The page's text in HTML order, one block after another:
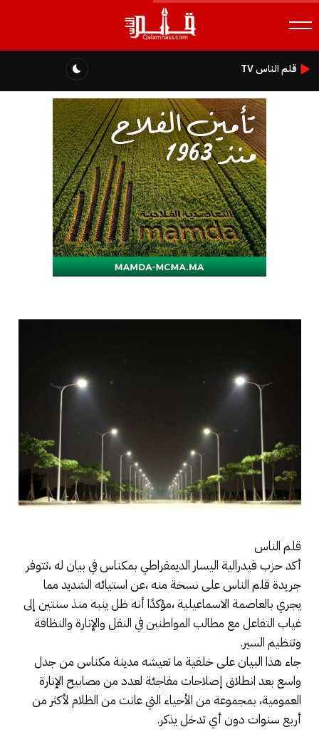
قلم الناس TV
قلم الناس
أكد حزب فيدرالية اليسار الديمقراطي بمكناس في بيان له ،تتوفر
جريدة قلم الناس على نسخة منه ،عن استيائه الشديد مما
يجري بالعاصمة الاسماعيلية ،مؤكدًا أنه ظل ينبه منذ سنتين إلى
غياب التفاعل مع مطالب المواطنين في النقل والإنارة والنظافة
وتنظيم السير.
جاء هذا البيان على خلفية ما تعيشه مدينة مكناس من جدل
واسع بعد انطلاق إصلاحات مفاجئة لعدد من مصابيح الإنارة
العمومية، بمجموعة من الأحياء التي عانت من الظلام لأكثر من
أربع سنوات دون أي تدخل يذكر.